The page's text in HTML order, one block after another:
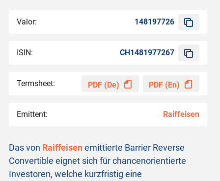
Valor: 148197726
ISIN: CH1481977267
Termsheet: PDF (De) PDF (En)
Emittent: Raiffeisen
Das von Raiffeisen emittierte Barrier Reverse
Convertible eignet sich für chancenorientierte
Investoren, welche kurzfristig eine